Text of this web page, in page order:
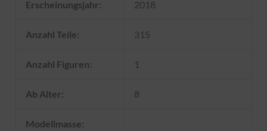
Erscheinungsjahr: 2018
Anzahl Teile: 315
Anzahl Figuren: 1
Ab Alter: 8
Modellmasse: